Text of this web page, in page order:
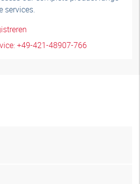
services.
+49-421-48907-766